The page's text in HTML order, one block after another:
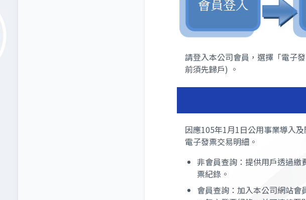
請登入本公司會員，選擇「電子
前須先歸戶) 。
因應105年1月1日公用事業導入
電子發票交易明細。
非會員查詢：提供用戶透過繳
票紀錄。
會員查詢：加入本公司網站